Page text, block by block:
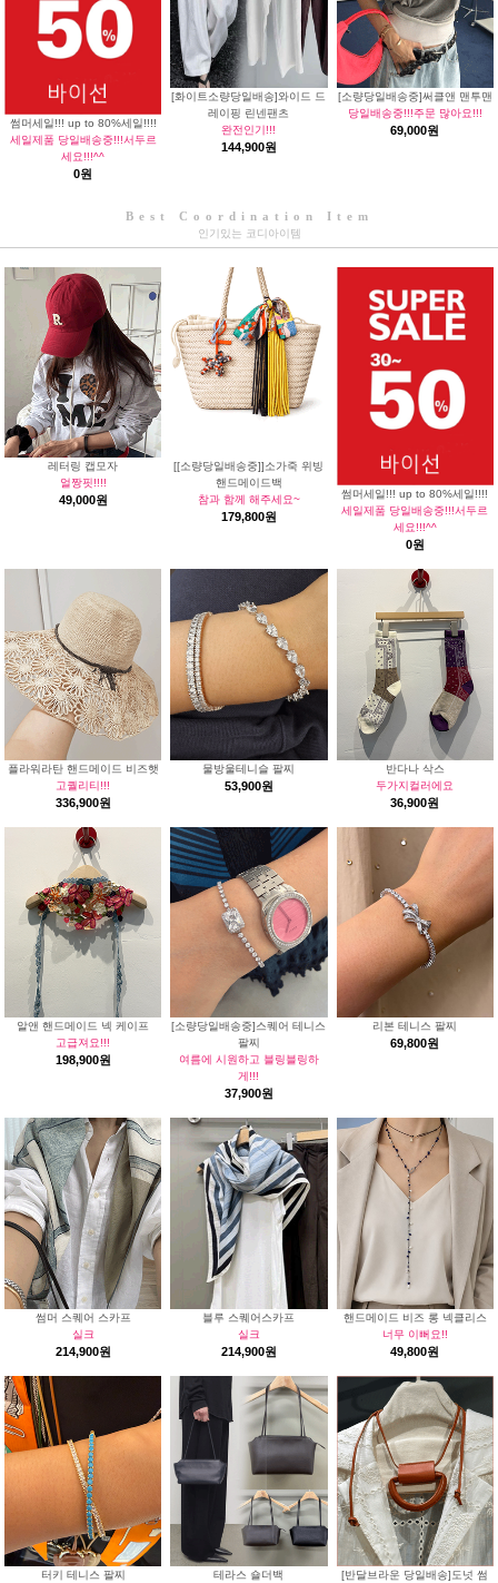
썸머세일!!! up to 80%세일!!!!
세일제품 당일배송중!!!서두르
세요!!!^^
0원
[화이트소량당일배송]와이드 드
레이핑 린넨팬츠
완전인기!!!
144,900원
[소량당일배송중]써클앤 맨투맨
당일배송중!!!주문 많아요!!!
69,000원
Best Coordination Item
인기있는 코디아이템
레터링 캡모자
얼짱핏!!!!
49,000원
[[소량당일배송중]]소가죽 위빙
핸드메이드백
참과 함께 해주세요~
179,800원
썸머세일!!! up to 80%세일!!!!
세일제품 당일배송중!!!서두르
세요!!!^^
0원
플라워라탄 핸드메이드 비즈햇
고퀄리티!!!
336,900원
물방울테니슬 팔찌
53,900원
반다나 삭스
두가지컬러에요
36,900원
알앤 핸드메이드 넥 케이프
고급져요!!!
198,900원
[소량당일배송중]스퀘어 테니스
팔찌
여름에 시원하고 블링블링하
게!!!
37,900원
리본 테니스 팔찌
69,800원
썸머 스퀘어 스카프
실크
214,900원
블루 스퀘어스카프
실크
214,900원
핸드메이드 비즈 롱 넥클리스
너무 이뻐요!!
49,800원
터키 테니스 팔찌
테라스 숄더백
[반달브라운 당일배송]도넛 썸